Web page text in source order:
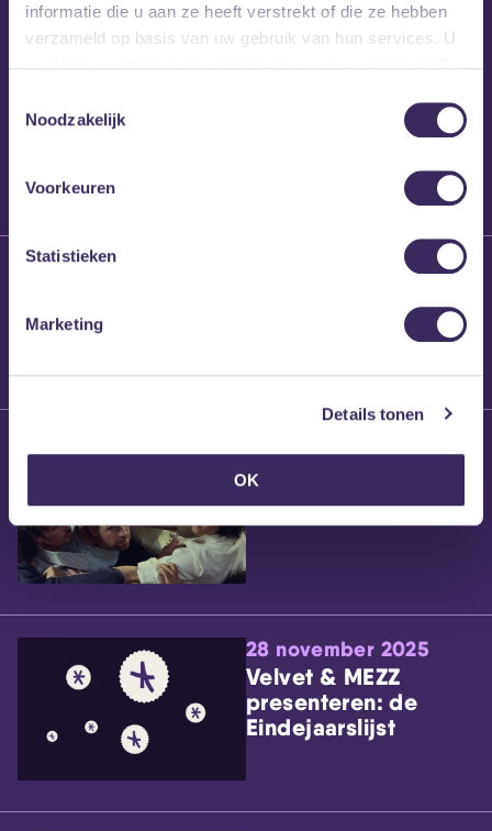
informatie die u aan ze heeft verstrekt of die ze hebben
verzameld op basis van uw gebruik van hun services. U
Noodzakelijk
Voorkeuren
Statistieken
Marketing
Details tonen
OK
26 maart 2026
Willem’s Blog: High
Brennt Vanneste
Willem’s Blog: Ão
28 november 2025
Velvet & MEZZ
presenteren: de
Eindejaarslijst